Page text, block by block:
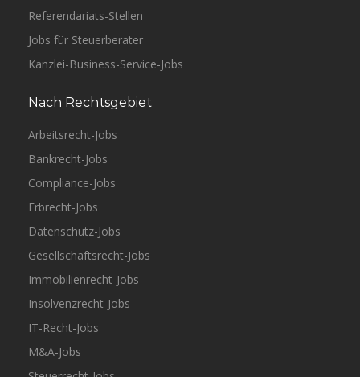
Referendariats-Stellen
Jobs für Steuerberater
Kanzlei-Business-Service-Jobs
Nach Rechtsgebiet
Arbeitsrecht-Jobs
Bankrecht-Jobs
Compliance-Jobs
Erbrecht-Jobs
Datenschutz-Jobs
Gesellschaftsrecht-Jobs
Immobilienrecht-Jobs
Insolvenzrecht-Jobs
IT-Recht-Jobs
M&A-Jobs